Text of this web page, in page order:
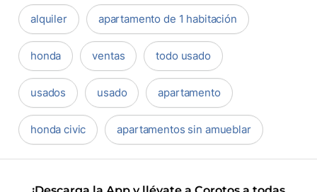
alquiler apartamento de 1 habitación
honda ventas todo usado
usados usado apartamento
honda civic apartamentos sin amueblar